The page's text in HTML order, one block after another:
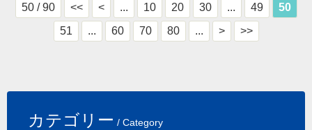
50 / 90 << < ... 10 20 30 ... 49
50
51
... 60 70 80 ... > >>
カテゴリー / Category